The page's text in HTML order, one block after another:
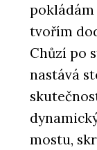
pokládám
tvořím
Chůzí po
nastává
mostu,